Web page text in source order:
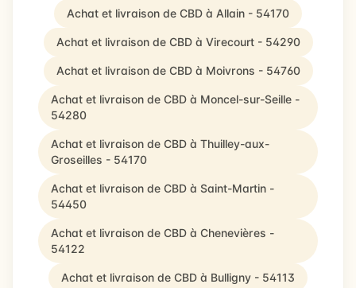
Achat et livraison de CBD à Allain - 54170
Achat et livraison de CBD à Virecourt - 54290
Achat et livraison de CBD à Moivrons - 54760
Achat et livraison de CBD à Moncel-sur-Seille -
54280
Achat et livraison de CBD à Thuilley-aux-
Groseilles - 54170
Achat et livraison de CBD à Saint-Martin -
54450
Achat et livraison de CBD à Chenevières -
54122
Achat et livraison de CBD à Bulligny - 54113